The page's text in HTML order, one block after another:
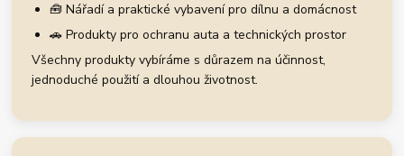
🧰 Nářadí a praktické vybavení pro dílnu a domácnost
🚗 Produkty pro ochranu auta a technických prostor
Všechny produkty vybíráme s důrazem na účinnost,
jednoduché použití a dlouhou životnost.